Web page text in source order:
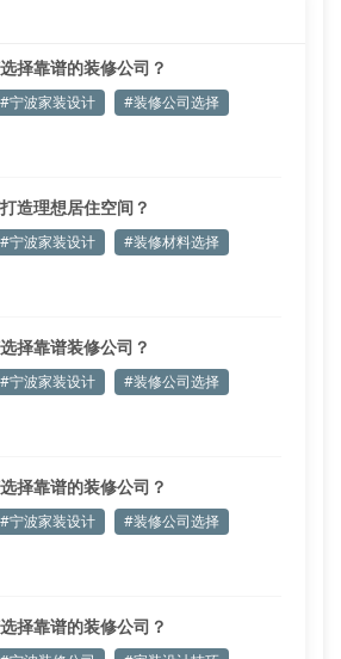
择靠谱的装修公司？
#宁波家装设计 #装修公司选择
造理想居住空间？
#宁波家装设计 #装修材料选择
择靠谱装修公司？
#宁波家装设计 #装修公司选择
择靠谱的装修公司？
#宁波家装设计 #装修公司选择
择靠谱的装修公司？